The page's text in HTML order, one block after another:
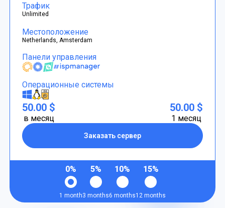
Трафик
Unlimited
Местоположение
Netherlands, Amsterdam
Панели управления
Операционные системы
50.00 $
в месяц
Заказать сервер
50.00 $
1 месяц
0%
1 month
5%
3 months
10%
6 months
15%
12 months